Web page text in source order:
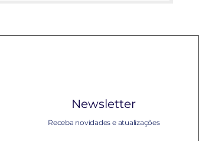
Newsletter
Receba novidades e atualizações